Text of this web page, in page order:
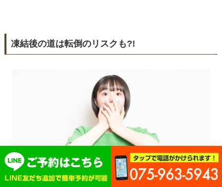
凍結後の道は転倒のリスクも?!